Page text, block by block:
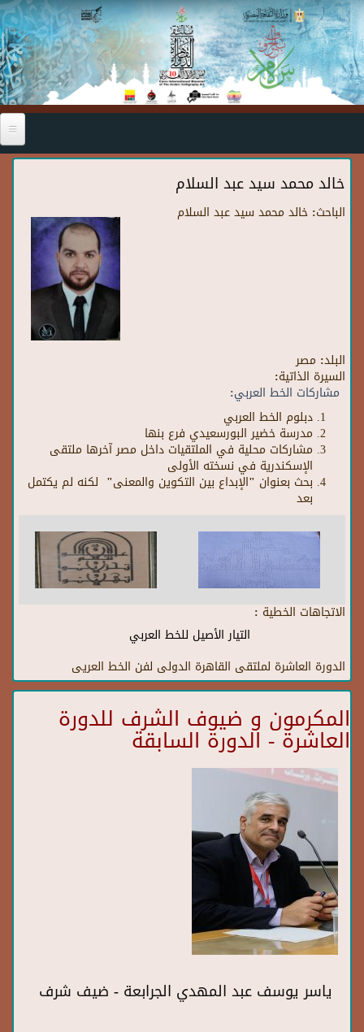
Skip to main content
خالد محمد سيد عبد السلام
الباحث: خالد محمد سيد عبد السلام
البلد: مصر
السيرة الذاتية:
مشاركات الخط العربي:
دبلوم الخط العربي
مدرسة خضير البورسعيدي فرع بنها
مشاركات محلية في الملتقيات داخل مصر آخرها ملتقى
الإسكندرية في نسخته الأولى
بحث بعنوان "الإبداع بين التكوين والمعنى" لكنه لم يكتمل
بعد
الاتجاهات الخطية :
التيار الأصيل للخط العربي
الدورة العاشرة لملتقى القاهرة الدولى لفن الخط العريى
المكرمون و ضيوف الشرف للدورة
العاشرة - الدورة السابقة
ياسر يوسف عبد المهدي الجرابعة - ضيف شرف